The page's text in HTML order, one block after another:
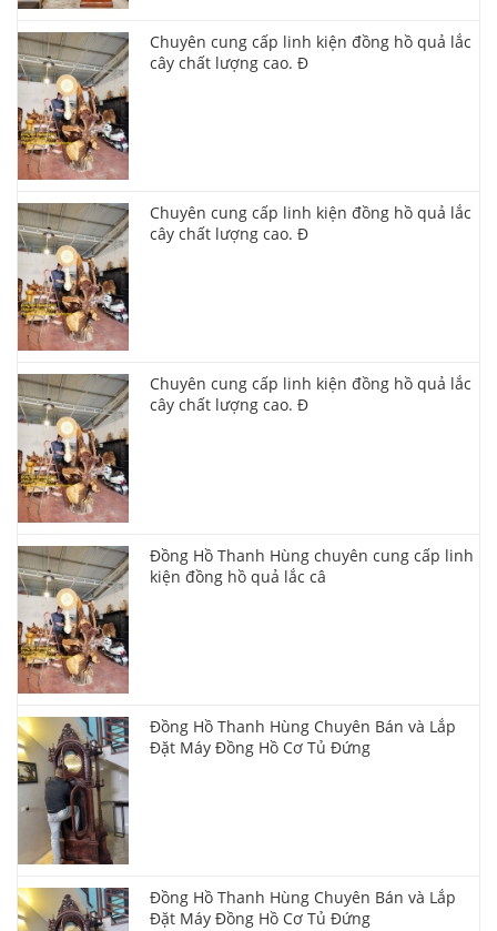
Chuyên cung cấp linh kiện đồng hồ quả lắc
cây chất lượng cao. Đ
Chuyên cung cấp linh kiện đồng hồ quả lắc
cây chất lượng cao. Đ
Chuyên cung cấp linh kiện đồng hồ quả lắc
cây chất lượng cao. Đ
Đồng Hồ Thanh Hùng chuyên cung cấp linh
kiện đồng hồ quả lắc câ
Đồng Hồ Thanh Hùng Chuyên Bán và Lắp
Đặt Máy Đồng Hồ Cơ Tủ Đứng
Đồng Hồ Thanh Hùng Chuyên Bán và Lắp
Đặt Máy Đồng Hồ Cơ Tủ Đứng